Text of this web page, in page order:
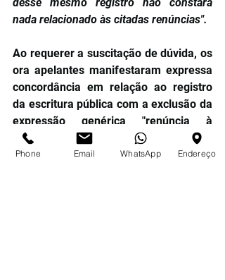
nada relacionado às citadas renúncias".
Ao requerer a suscitação de dúvida, os
ora apelantes manifestaram expressa
concordância em relação ao registro
da escritura pública com a exclusão da
expressão genérica "renúncia à
pretensão sucessória", aduzindo que o
objeto de ambos os conviventes é a
Phone Email WhatsApp Endereço